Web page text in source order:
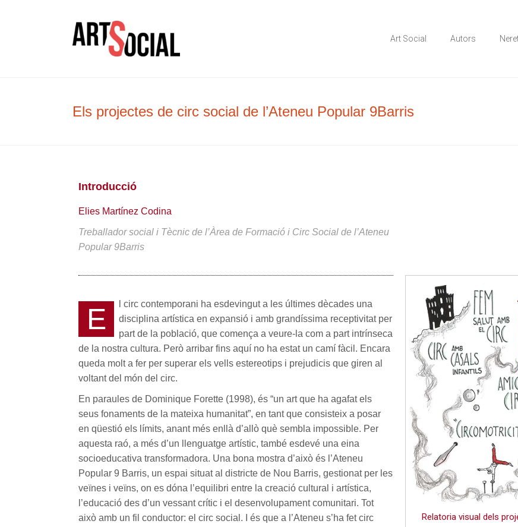
Art Social Autors
Els projectes de circ social de l’Ateneu Popular 9Barris
Introducció
Elies Martínez Codina
Treballador social i Tècnic de l’Àrea de Formació i Circ Social de l’Ateneu
Popular 9Barris
E
l circ contemporani ha esdevingut a les últimes dècades una
disciplina artística en expansió i amb grandíssima receptivitat per
part de la població, que comença a veure-la com a part intrínseca
de la nostra cultura. Però arribar fins aquí no ha estat un camí fàcil. Encara
queda molt a fer per superar els vells estereotips i prejudicis que giren al
voltant del món del circ.
En paraules de Dominique Forette (1998), és “un art que ha agafat els
seus fonaments de la mateixa humanitat”, en tant que consisteix a posar
en qüestió els límits, anant més enllà d’allò què sembla impossible. Per
aquesta raó, a més d’un llenguatge artístic, també esdevé una eina
socioeducativa transformadora. Una bona mostra d’això és l’Ateneu
Popular 9 Barris, un espai situat al districte de Nou Barris, gestionat per les
veïnes i veïns, on es dóna l’equilibri entre la creació cultural i artística,
l’educació des d’un vessant crític i el desenvolupament comunitari. Tot
això amb un fil conductor: el circ social. I és que a l’Ateneu s’ha fet circ
Relatoria visual dels